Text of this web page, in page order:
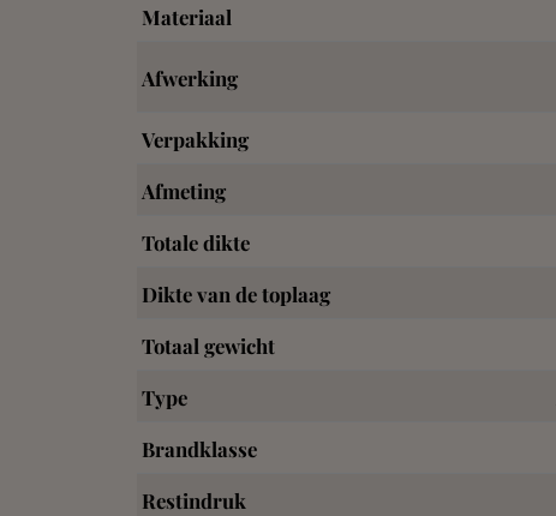
Materiaal
Afwerking
Verpakking
Afmeting
Totale dikte
Dikte van de toplaag
Totaal gewicht
Type
Brandklasse
Restindruk